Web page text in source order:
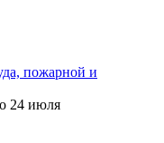
пожарной и
24 июля